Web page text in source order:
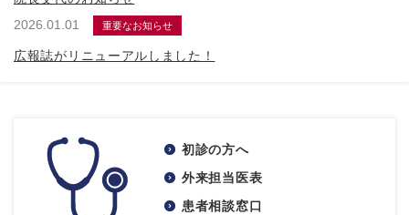
2026.01.01
重要なお知らせ
広報誌がリニューアルしました！
初診の方へ
外来担当医表
患者相談窓口